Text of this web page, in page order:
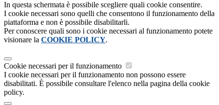
In questa schermata è possibile scegliere quali cookie consentire.
I cookie necessari sono quelli che consentono il funzionamento della
piattaforma e non è possibile disabilitarli.
Per conoscere quali sono i cookie necessari al funzionamento potete
visionare la COOKIE POLICY.
Cookie necessari per il funzionamento
I cookie necessari per il funzionamento non possono essere
disabilitati. È possibile consultare l'elenco nella pagina della cookie
policy.